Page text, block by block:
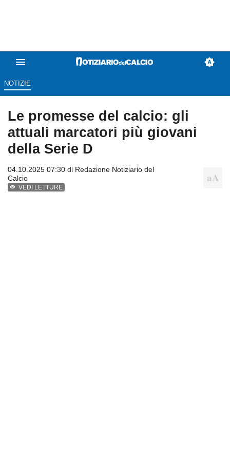
NOTIZIE
Le promesse del calcio: gli
attuali marcatori più giovani
della Serie D
04.10.2025 07:30 di Redazione Notiziario del
Calcio
VEDI LETTURE